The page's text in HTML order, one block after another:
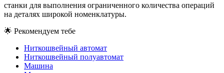
станки для выполнения ограниченного количества операций
на деталях широкой номенклатуры.
🌟 Рекомендуем тебе
Ниткошвейный автомат
Ниткошвейный полуавтомат
Машина